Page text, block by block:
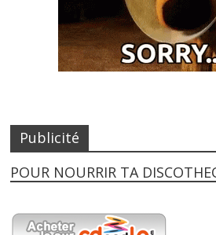
Publicité
POUR NOURRIR TA